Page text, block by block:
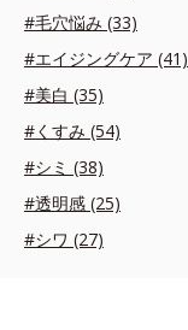
#毛穴悩み (33)
#エイジングケア (41)
#美白 (35)
#くすみ (54)
#シミ (38)
#透明感 (25)
#シワ (27)